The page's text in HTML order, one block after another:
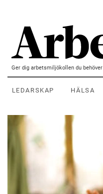
Ger dig arbetsmiljökollen du behöver
LEDARSKAP HÄLSA